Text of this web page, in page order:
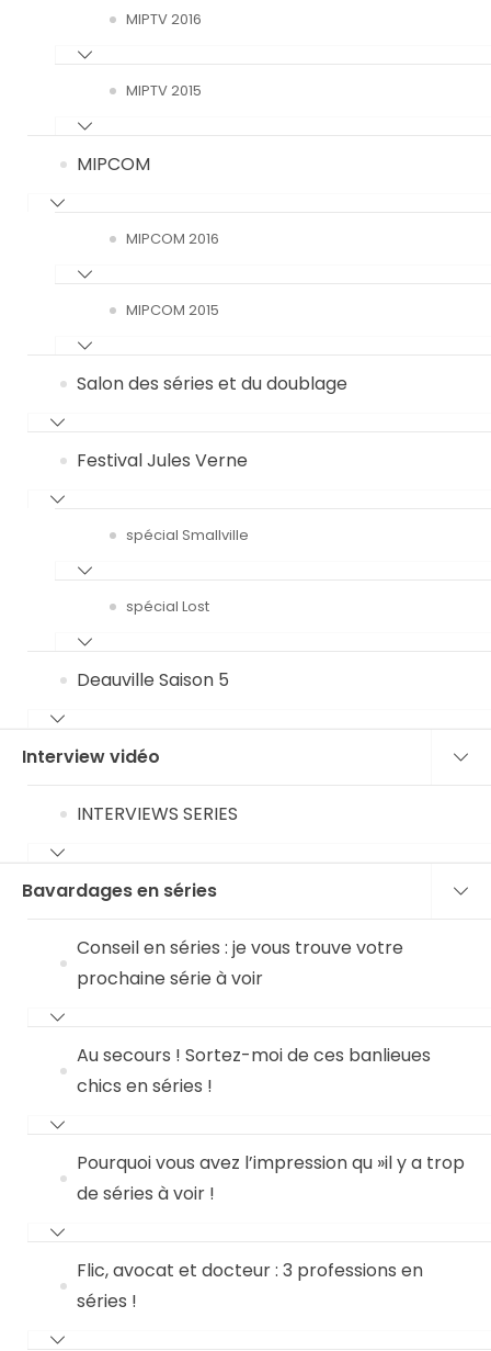
MIPTV 2016
MIPTV 2015
MIPCOM
MIPCOM 2016
MIPCOM 2015
Salon des séries et du doublage
Festival Jules Verne
spécial Smallville
spécial Lost
Deauville Saison 5
Interview vidéo
INTERVIEWS SERIES
Bavardages en séries
Conseil en séries : je vous trouve votre
prochaine série à voir
Au secours ! Sortez-moi de ces banlieues
chics en séries !
Pourquoi vous avez l’impression qu »il y a trop
de séries à voir !
Flic, avocat et docteur : 3 professions en
séries !